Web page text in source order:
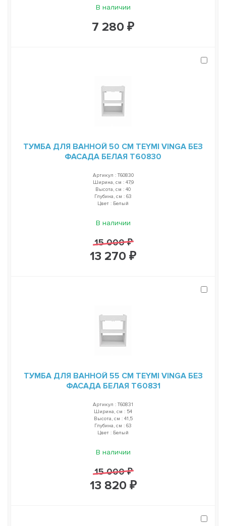
В наличии
7 280 ₽
ТУМБА ДЛЯ ВАННОЙ 50 СМ TEYMI VINGA БЕЗ
ФАСАДА БЕЛАЯ T60830
Артикул : T60830
Ширина, см : 47,9
Высота, см : 40
Глубина, см : 63
Цвет : Белый
В наличии
15 000 ₽
13 270 ₽
ТУМБА ДЛЯ ВАННОЙ 55 СМ TEYMI VINGA БЕЗ
ФАСАДА БЕЛАЯ T60831
Артикул : T60831
Ширина, см : 54
Высота, см : 41,5
Глубина, см : 63
Цвет : Белый
В наличии
15 000 ₽
13 820 ₽